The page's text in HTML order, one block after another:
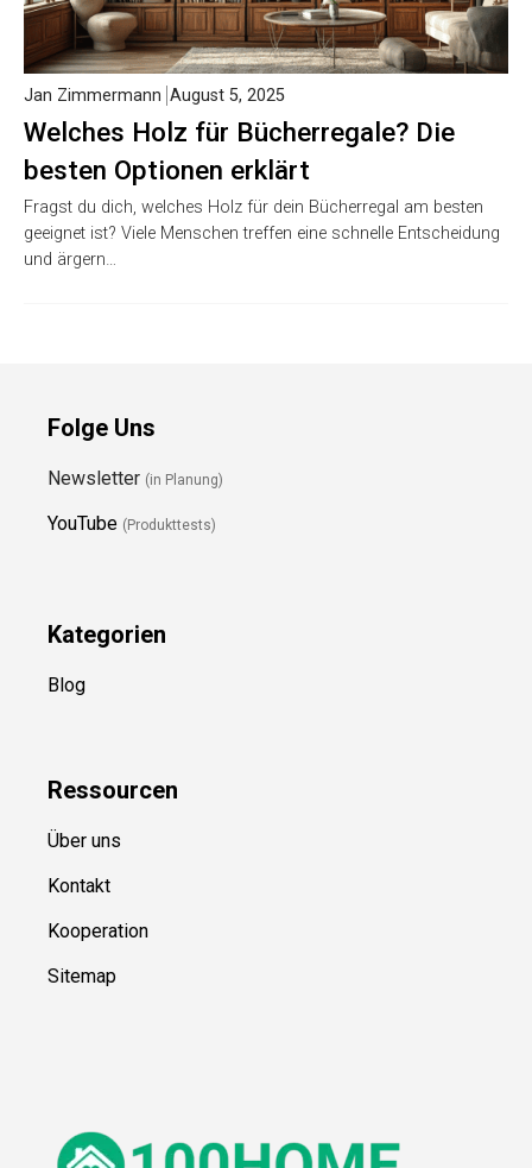
Welches Holz für Bücherregale? Die
besten Optionen erklärt
Jan Zimmermann August 5, 2025
Fragst du dich, welches Holz für dein Bücherregal am besten
geeignet ist? Viele Menschen treffen eine schnelle Entscheidung
und ärgern…
Folge Uns
Newsletter (in Planung)
YouTube (Produkttests)
Kategorien
Blog
Ressourcen
Über uns
Kontakt
Kooperation
Sitemap